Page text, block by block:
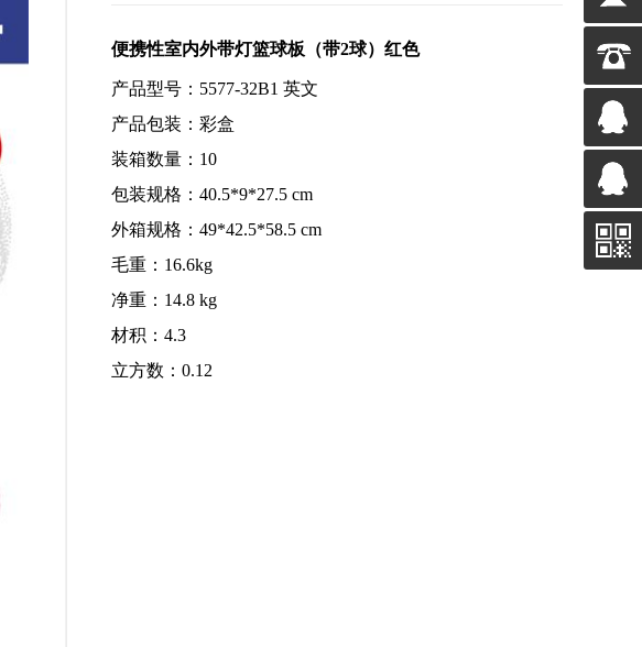
便携性室内外带灯篮球板（带2球）红色
产品型号：5577-32B1 英文
产品包装：彩盒
装箱数量：10
包装规格：40.5*9*27.5 cm
外箱规格：49*42.5*58.5 cm
毛重：16.6kg
净重：14.8 kg
材积：4.3
立方数：0.12